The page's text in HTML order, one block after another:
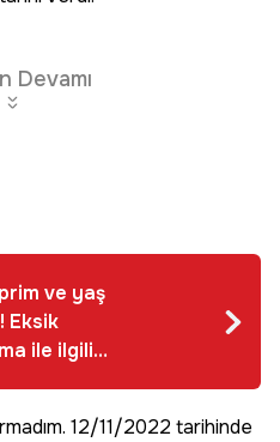
Devamı
ve yaş
Eksik
ile ilgili
12/11/2022 tarihinde